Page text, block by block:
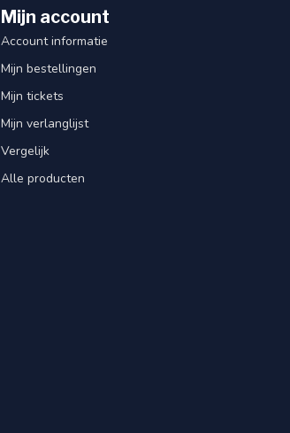
Mijn account
Account informatie
Mijn bestellingen
Mijn tickets
Mijn verlanglijst
Vergelijk
Alle producten